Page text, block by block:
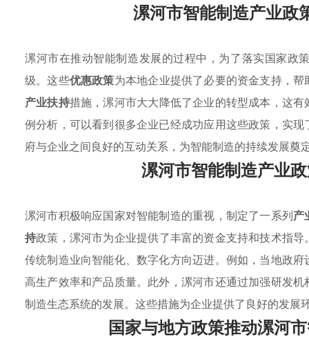
漯河市智能制造产业政
漯河市在推动智能制造发展的过程中，为了落实国家政
级。这些优惠政策为本地企业提供了必要的资金支持，
产业扶持措施，漯河市大大降低了企业的转型成本，这
例分析，可以看到很多企业已经成功应用这些政策，实
府与企业之间良好的互动关系，为智能制造的持续发展奠
漯河市智能制造产业
漯河市积极响应国家对智能制造的重视，制定了一系列产
持政策，漯河市为企业提供了丰富的资金支持和技术指导
传统制造业向智能化、数字化方向迈进。例如，当地政
高生产效率和产品质量。此外，漯河市还通过加强研发
制造生态系统的发展。这些措施为企业提供了良好的发展
国家与地方政策推动漯河